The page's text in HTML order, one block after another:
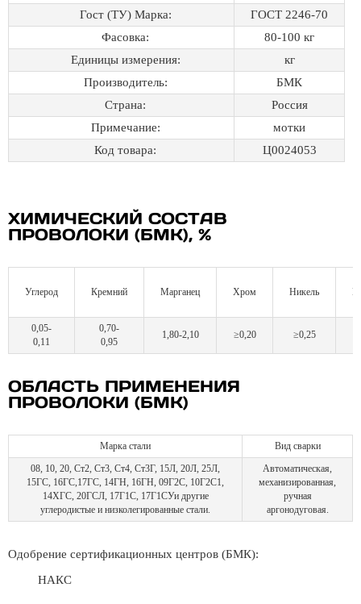
Гост (ТУ) Марка:
ГОСТ 2246-70
Фасовка:
80-100 кг
Единицы измерения:
кг
Производитель:
БМК
Страна:
Россия
Примечание:
мотки
Код товара:
Ц0024053
ХИМИЧЕСКИЙ СОСТАВ
ПРОВОЛОКИ (БМК), %
Углерод Кремний Марганец Хром Никель
0,05-
0,11
0,70-
0,95
1,80-2,10 ≥0,20 ≥0,25
ОБЛАСТЬ ПРИМЕНЕНИЯ
ПРОВОЛОКИ (БМК)
Марка стали
Вид сварки
08, 10, 20, Ст2, Ст3, Ст4, Ст3Г, 15Л, 20Л, 25Л,
15ГС, 16ГС,17ГС, 14ГН, 16ГН, 09Г2С, 10Г2С1,
14ХГС, 20ГСЛ, 17Г1С, 17Г1СУи другие
углеродистые и низколегированные стали.
Автоматическая,
механизированная,
ручная
аргонодуговая.
Одобрение сертификационных центров (БМК):
НАКС